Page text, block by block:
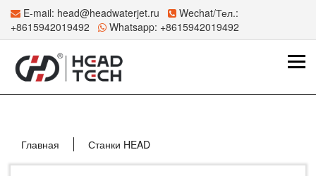
E-mail: head@headwaterjet.ru
Wechat/Тел.:
+8615942019492
Whatsapp: +8615942019492
Главная Станки HEAD